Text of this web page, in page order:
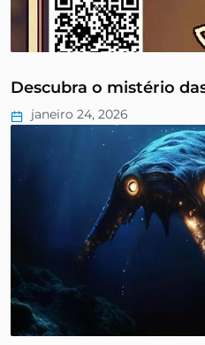
Descubra o mistério
janeiro 24, 2026